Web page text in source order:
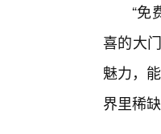
“免
喜的大
魅力，
界里稀